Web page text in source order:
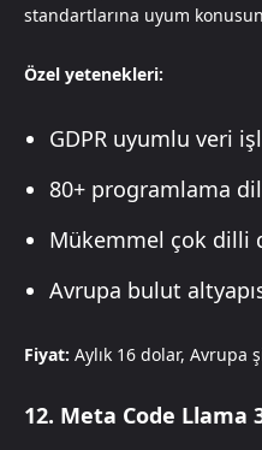
standartlarına uyum
Özel yetenekleri:
GDPR uyumlu veri
80+ programlama
Mükemmel çok dilli
Avrupa bulut
Fiyat: Aylık 16 dolar,
12. Meta Code Llama